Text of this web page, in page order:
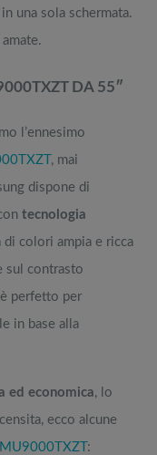
una sola schermata.
DA 55″
l’ennesimo
, mai
dispone di
tecnologia
di colori ampia e ricca
sul contrasto
perfetto per
in base alla
ed economica, lo
ecco alcune
: